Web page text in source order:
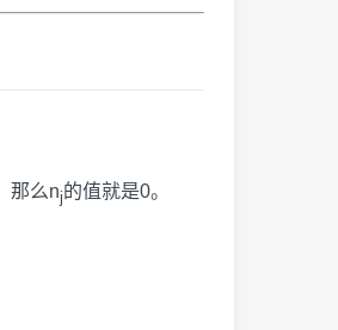
那么nj的值就是0。